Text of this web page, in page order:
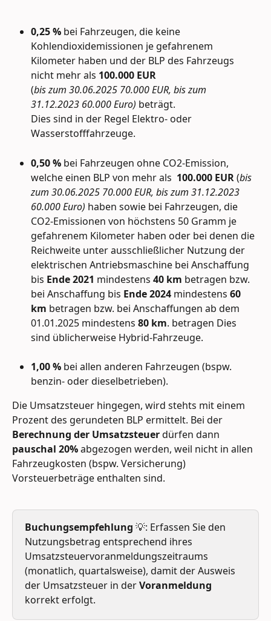
0,25 % bei Fahrzeugen, die keine
Kohlendioxidemissionen je gefahrenem
Kilometer haben und der BLP des Fahrzeugs
nicht mehr als 100.000 EUR
(bis zum 30.06.2025 70.000 EUR, bis zum
31.12.2023 60.000 Euro) beträgt.
Dies sind in der Regel Elektro- oder
Wasserstofffahrzeuge.
0,50 % bei Fahrzeugen ohne CO2-Emission,
welche einen BLP von mehr als 100.000 EUR (bis
zum 30.06.2025 70.000 EUR, bis zum 31.12.2023
60.000 Euro) haben sowie bei Fahrzeugen, die
CO2-Emissionen von höchstens 50 Gramm je
gefahrenem Kilometer haben oder bei denen die
Reichweite unter ausschließlicher Nutzung der
elektrischen Antriebsmaschine bei Anschaffung
bis Ende 2021 mindestens 40 km betragen bzw.
bei Anschaffung bis Ende 2024 mindestens 60
km betragen bzw. bei Anschaffungen ab dem
01.01.2025 mindestens 80 km. betragen Dies
sind üblicherweise Hybrid-Fahrzeuge.
1,00 % bei allen anderen Fahrzeugen (bspw.
benzin- oder dieselbetrieben).
Die Umsatzsteuer hingegen, wird stehts mit einem
Prozent des gerundeten BLP ermittelt. Bei der
Berechnung der Umsatzsteuer dürfen dann
pauschal 20% abgezogen werden, weil nicht in allen
Fahrzeugkosten (bspw. Versicherung)
Vorsteuerbeträge enthalten sind.
Buchungsempfehlung 💡: Erfassen Sie den
Nutzungsbetrag entsprechend ihres
Umsatzsteuervoranmeldungszeitraums
(monatlich, quartalsweise), damit der Ausweis
der Umsatzsteuer in der Voranmeldung
korrekt erfolgt.